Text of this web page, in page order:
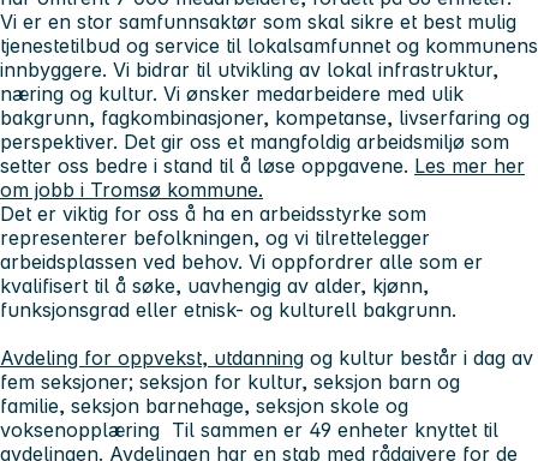
Vi er en stor samfunnsaktør som skal sikre et best mulig
tjenestetilbud og service til lokalsamfunnet og kommunens
innbyggere. Vi bidrar til utvikling av lokal infrastruktur,
næring og kultur. Vi ønsker medarbeidere med ulik
bakgrunn, fagkombinasjoner, kompetanse, livserfaring og
perspektiver. Det gir oss et mangfoldig arbeidsmiljø som
setter oss bedre i stand til å løse oppgavene. Les mer her
om jobb i Tromsø kommune.
Det er viktig for oss å ha en arbeidsstyrke som
representerer befolkningen, og vi tilrettelegger
arbeidsplassen ved behov. Vi oppfordrer alle som er
kvalifisert til å søke, uavhengig av alder, kjønn,
funksjonsgrad eller etnisk- og kulturell bakgrunn.
Avdeling for oppvekst, utdanning og kultur består i dag av
fem seksjoner; seksjon for kultur, seksjon barn og
familie, seksjon barnehage, seksjon skole og
voksenopplæring Til sammen er 49 enheter knyttet til
avdelingen. Avdelingen har en stab med rådgivere for de